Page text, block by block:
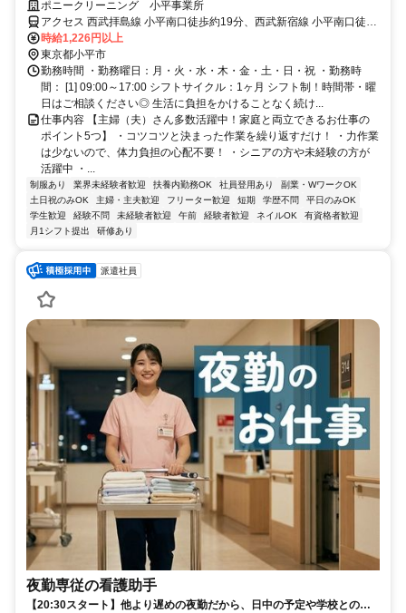
経験者・シニアの方も活躍中！
ポニークリーニング 小平事業所
アクセス 西武拝島線 小平南口徒歩約19分、西武新宿線 小平南口徒歩
約19分、西武新宿線 花小金井南口徒歩約21分 西武/小平→西武バス/
小平2小学校前 徒歩5分
時給1,226円以上
東京都小平市
勤務時間 ・勤務曜日：月・火・水・木・金・土・日・祝 ・勤務時
間： [1] 09:00～17:00 シフトサイクル：1ヶ月 シフト制！時間帯・曜
日はご相談ください◎ 生活に負担をかけることなく続け...
仕事内容 【主婦（夫）さん多数活躍中！家庭と両立できるお仕事の
ポイント5つ】 ・コツコツと決まった作業を繰り返すだけ！ ・力作業
は少ないので、体力負担の心配不要！ ・シニアの方や未経験の方が
活躍中 ・...
制服あり 業界未経験者歓迎 扶養内勤務OK 社員登用あり
副業・WワークOK
土日祝のみOK
主婦・主夫歓迎 フリーター歓迎 短期 学歴不問
平日のみOK
学生歓迎
経験不問 未経験者歓迎 午前 経験者歓迎 ネイルOK
有資格者歓迎
月1シフト提出
研修あり
派遣社員
夜勤専従の看護助手
【20:30スタート】他より遅めの夜勤だから、日中の予定や学校との両